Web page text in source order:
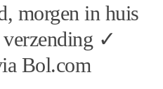
morgen in huis
✓
Bol.com